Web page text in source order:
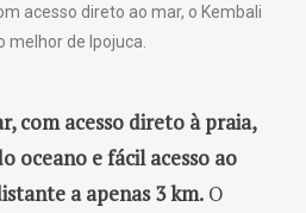
acesso direto ao mar, o Kembali
melhor de Ipojuca.
com acesso direto à praia,
oceano e fácil acesso ao
a apenas 3 km. O